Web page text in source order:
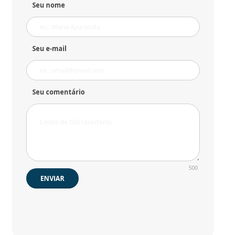
Seu nome
Seu e-mail
Seu comentário
500
ENVIAR